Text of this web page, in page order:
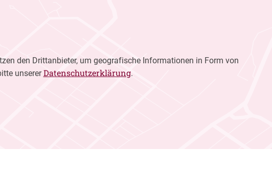
den Drittanbieter, um geografische Informationen in Form von
unsererDatenschutzerklärung.